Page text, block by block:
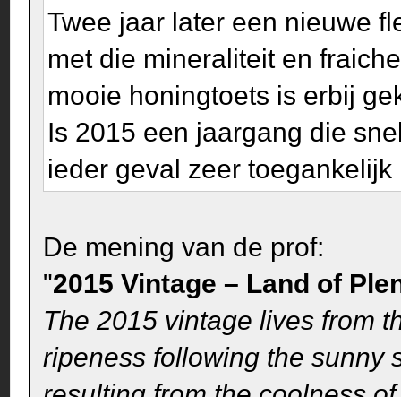
Twee jaar later een nieuwe
met die mineraliteit en
mooie honingtoets is erbij
Is 2015 een jaargang die
ieder geval zeer
De mening van de prof:
"2015 Vintage – Land of
The 2015 vintage lives from
ripeness following the sunny